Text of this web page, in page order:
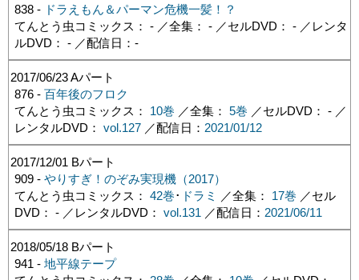
838 - ドラえもん＆パーマン危機一髪！？
てんとう虫コミックス： - ／全集： - ／セルDVD： - ／レンタ
ルDVD： - ／配信日： -
2017/06/23Aパート
876 - 百年後のフロク
てんとう虫コミックス： 10巻 ／全集： 5巻 ／セルDVD： - ／
レンタルDVD： vol.127／配信日： 2021/01/12
2017/12/01 Bパート
909 - やりすぎ！のぞみ実現機（2017）
てんとう虫コミックス： 42巻･ ドラミ ／全集： 17巻 ／セル
DVD： - ／レンタルDVD： vol.131 ／配信日： 2021/06/11
2018/05/18 Bパート
941 - 地平線テープ